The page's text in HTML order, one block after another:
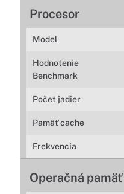
Procesor
Model
Hodnotenie
Benchmark
Počet jadier
Pamäť cache
Frekvencia
Operačná pamäť